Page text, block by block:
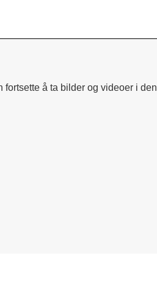
å ta bilder og videoer i